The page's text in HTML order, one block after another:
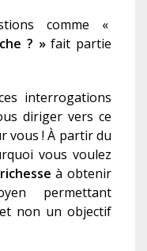
comme «
? » fait partie
interrogations
diriger vers ce
vous ! À partir du
vous voulez
à obtenir
permettant
non un objectif